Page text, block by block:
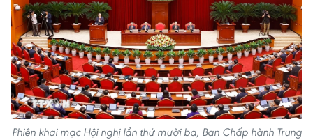
Phiên khai mạc Hội nghị lần thứ mười ba, Ban Chấp hành Trung